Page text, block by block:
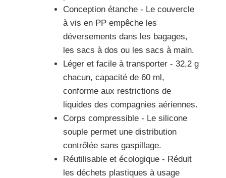
Conception étanche - Le couvercle
à vis en PP empêche les
déversements dans les bagages,
les sacs à dos ou les sacs à main.
Léger et facile à transporter - 32,2 g
chacun, capacité de 60 ml,
conforme aux restrictions de
liquides des compagnies aériennes.
Corps compressible - Le silicone
souple permet une distribution
contrôlée sans gaspillage.
Réutilisable et écologique - Réduit
les déchets plastiques à usage